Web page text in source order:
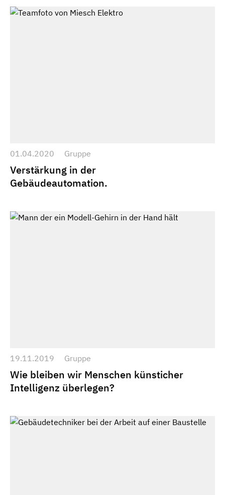
01.04.2020 Gruppe
Verstärkung in der
Gebäudeautomation.
19.11.2019 Gruppe
Wie bleiben wir Menschen künsticher
Intelligenz überlegen?